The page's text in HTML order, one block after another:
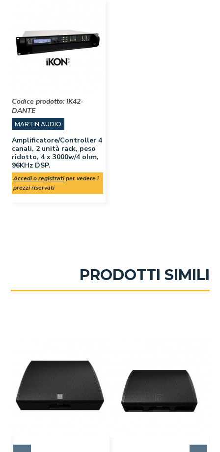
Codice prodotto:IK42-
DANTE
MARTIN AUDIO
Amplificatore/Controller 4
canali, 2 unità rack, peso
ridotto, 4 x 3000w/4 ohm,
96KHz DSP.
Accedi o registratiper vedere i
prezzi riservati
PRODOTTI SIMILI